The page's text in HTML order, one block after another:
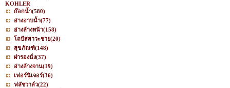
KOHLER
ก๊อกน้ำ(580)
อ่างอาบน้ำ(77)
อ่างล้างหน้า(158)
โถปัสสาวะชาย(20)
สุขภัณฑ์(148)
ฝารองนั่ง(37)
อ่างล้างจาน(19)
เฟอร์นิเจอร์(36)
ฟลัชวาล์ว(22)